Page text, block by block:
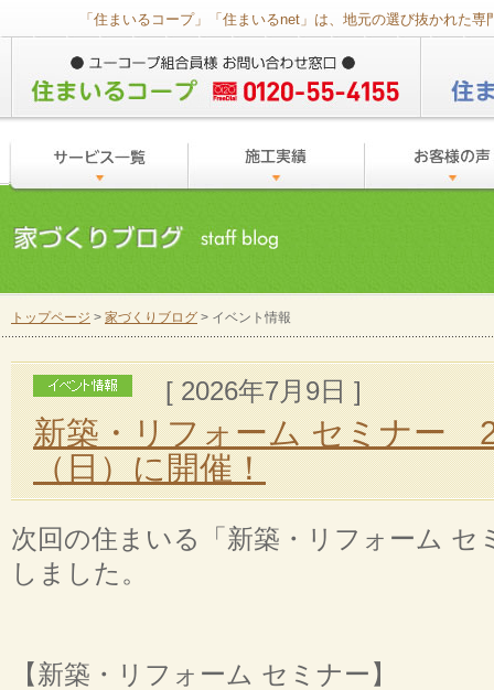
「住まいるコープ」「住まいるnet」は、地元の選び抜かれた
トップページ > 家づくりブログ > イベント情報
[ 2026年7月9日 ]
新築・リフォーム セミナー
（日）に開催！
次回の住まいる「新築・リフォーム セ
しました。
【新築・リフォーム セミナー】